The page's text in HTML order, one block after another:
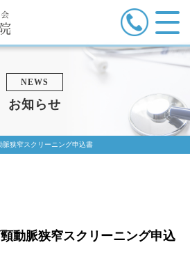
NEWS
お知らせ
脈狭窄スクリーニング申込書
動脈狭窄スクリーニング申込